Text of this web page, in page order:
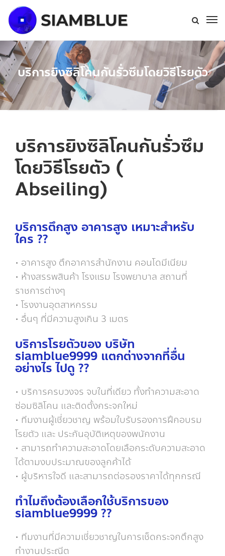
บริการยิงซิลิโคนกันรั่วซึมโดยวิธีโรยตัว
บริการยิงซิลิโคนกันรั่วซึม
โดยวิธีโรยตัว (
Abseiling)
บริการตึกสูง อาคารสูง เหมาะสำหรับ
ใคร ??
• อาคารสูง ตึกอาคารสำนักงาน คอนโดมีเนียม
• ห้างสรรพสินค้า โรงแรม โรงพยาบาล สถานที่
ราชการต่างๆ
• โรงงานอุตสาหกรรม
• อื่นๆ ที่มีความสูงเกิน 3 เมตร
บริการโรยตัวของ บริษัท
siamblue9999 แตกต่างจากที่อื่น
อย่างไร ไปดู ??
• บริการครบวงจร จบในที่เดียว ทั้งทำความสะอาด
ซ่อมซิลิโคน และติดตั้งกระจกใหม่
• ทีมงานผู้เชี่ยวชาญ พร้อมใบรับรองการฝึกอบรม
โรยตัว และ ประกันอุบัติเหตุของพนักงาน
• สามารถทำความสะอาดโดยเลือกระดับความสะอาด
ได้ตามงบประมาณของลูกค้าได้
• ผู้บริหารใจดี และสามารถต่อรองราคาได้ทุกกรณี
ทำไมถึงต้องเลือกใช้บริการของ
siamblue9999 ??
• ทีมงานที่มีความเชี่ยวชาญในการเช็ดกระจกตึกสูง
ทำงานประณีต